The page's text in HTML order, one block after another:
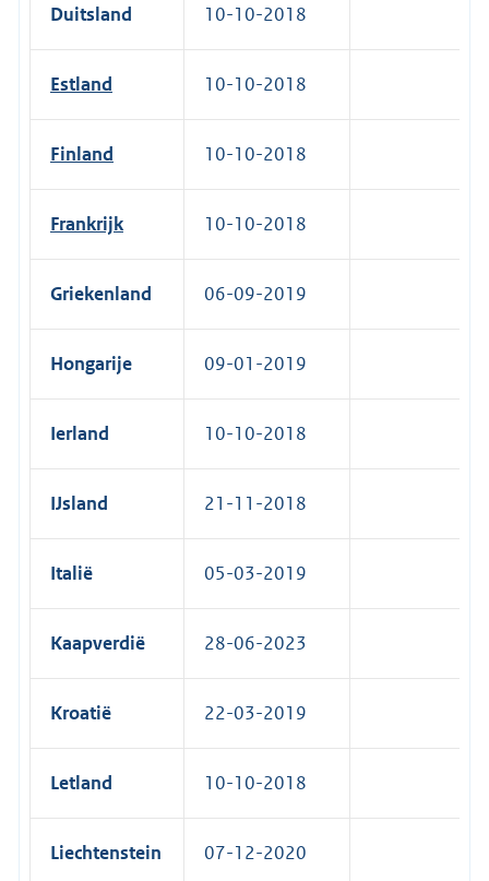
Duitsland 10-10-2018
Estland 10-10-2018
Finland 10-10-2018
Frankrijk 10-10-2018
Griekenland 06-09-2019
Hongarije 09-01-2019
Ierland 10-10-2018
IJsland 21-11-2018
Italië 05-03-2019
Kaapverdië 28-06-2023
Kroatië 22-03-2019
Letland 10-10-2018
Liechtenstein 07-12-2020